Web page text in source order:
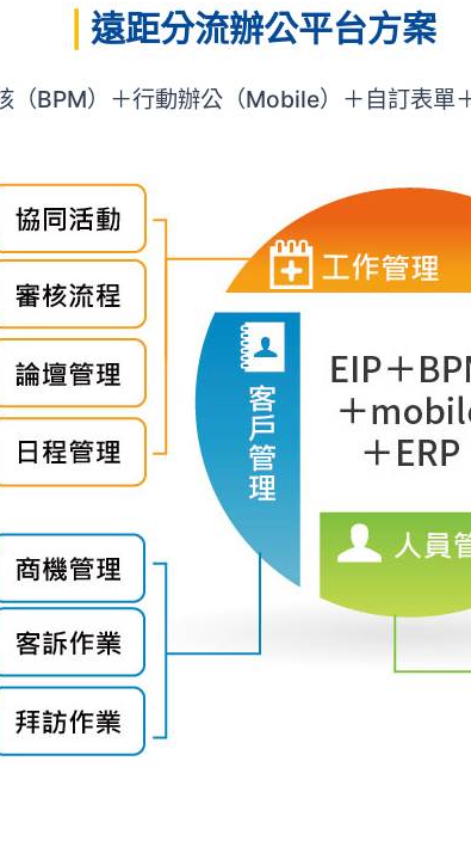
遠距分流辦公平台方案
（BPM）＋行動辦公（Mobile）＋自訂表單